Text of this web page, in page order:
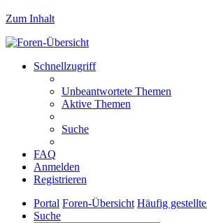
Zum Inhalt
Schnellzugriff
Unbeantwortete Themen
Aktive Themen
Suche
FAQ
Anmelden
Registrieren
Portal Foren-Übersicht Häufig
Suche